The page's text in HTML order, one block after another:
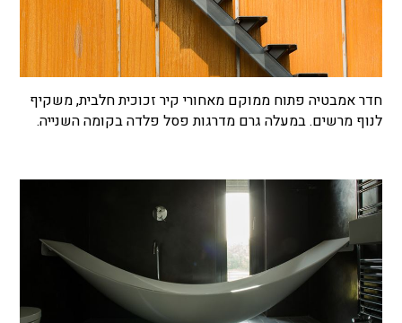
חדר אמבטיה פתוח ממוקם מאחורי קיר זכוכית חלבית, משקיף
לנוף מרשים. במעלה גרם מדרגות פסל פלדה בקומה השנייה.